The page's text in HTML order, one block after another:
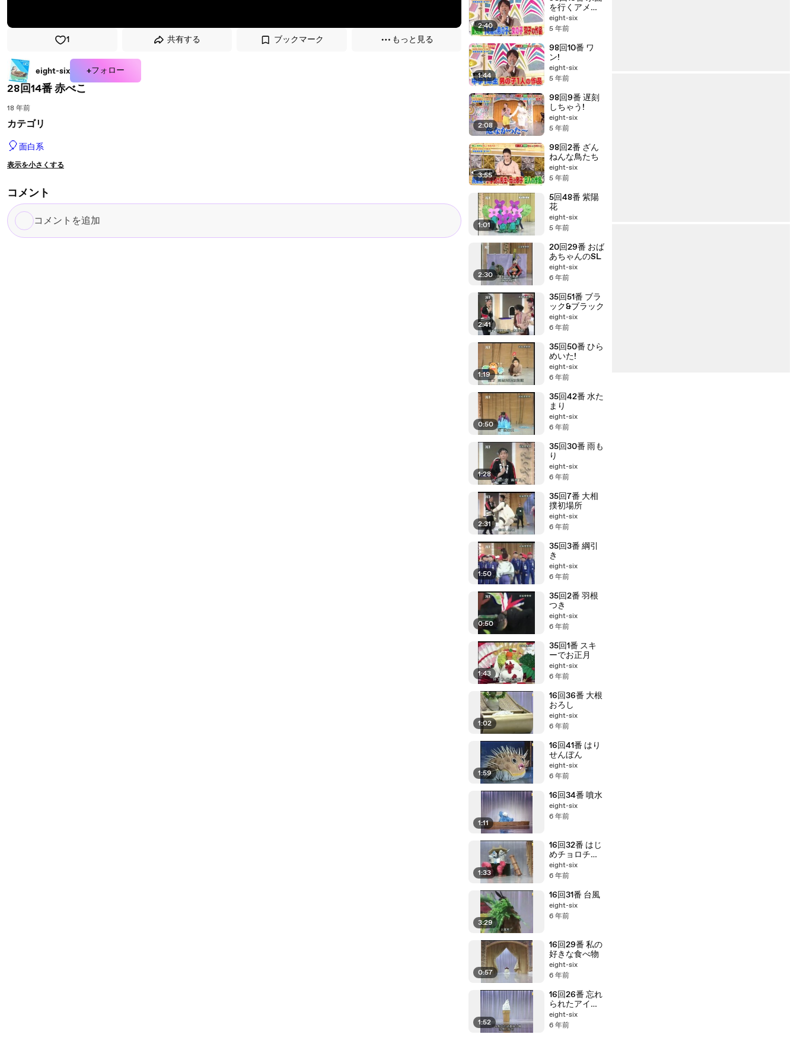
1 共有する ブックマーク もっと見る
eight-six +フォロー
28回14番 赤べこ
18 年前
カテゴリ
🎈面白系
表示を小さくする
コメント
コ
メ
2:40
を行くアメン
ボ
eight-six
5 年前
1:44
98回10番 ワ
ン!
eight-six
5 年前
2:08
98回9番 遅刻
しちゃう!
eight-six
5 年前
3:55
98回2番 ざん
ねんな鳥たち
eight-six
5 年前
1:01
5回48番 紫陽
花
eight-six
5 年前
2:30
20回29番 おば
あちゃんのSL
eight-six
6 年前
2:41
35回51番 ブラ
ック&ブラック
eight-six
6 年前
1:19
35回50番 ひら
めいた!
eight-six
6 年前
0:50
35回42番 水た
まり
eight-six
6 年前
1:28
35回30番 雨も
り
eight-six
6 年前
2:31
35回7番 大相
撲初場所
eight-six
6 年前
1:50
35回3番 綱引
き
eight-six
6 年前
0:50
35回2番 羽根
つき
eight-six
6 年前
1:43
35回1番 スキ
ーでお正月
eight-six
6 年前
1:02
16回36番 大根
おろし
eight-six
6 年前
1:59
16回41番 はり
せんぼん
eight-six
6 年前
1:11
16回34番 噴水
eight-six
6 年前
1:33
16回32番 はじ
めチョロチョ
ロなかパッパ
eight-six
6 年前
3:29
16回31番 台風
eight-six
6 年前
0:57
16回29番 私の
好きな食べ物
eight-six
6 年前
1:52
16回26番 忘れ
られたアイス
クリーム
eight-six
6 年前